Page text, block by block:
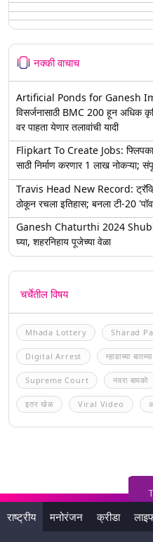
नक्की वाचाच
Artificial Ponds for Ganesh
विसर्जनासाठी BMC 200 हून अधिक
वर पाहता येणार तलावांची यादी
Flipkart To Create Jobs:
साठी निर्माण करणार 1 लाख नोकऱ्या;
Travis Head New Record:
ठोकून रचला इतिहास; बनला टी-20
Ganesh Chaturthi 2024 Shubh
घ्या, शहरनिहाय पूजेच्या वेळा
चर्चेतील विषय
Mhada Lottery Sharad
Digital Arrest म्हाडाच्या बातम्या
Supreme Court नवरा बायको
इतर खेळ Viral Video
राष्ट्रीय मनोरंजन क्रीडा